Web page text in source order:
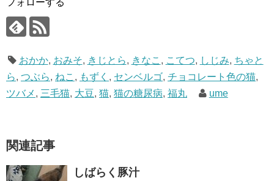
フォローする
おかか, おみそ, きじとら, きなこ , こてつ, しじみ, ちゃと
ら, つぶら, ねこ , もずく , センベルゴ, チョコレート色の猫,
ツバメ , 三毛猫, 大豆, 猫, 猫の糖尿病, 福丸 ume
関連記事
しばらく豚汁